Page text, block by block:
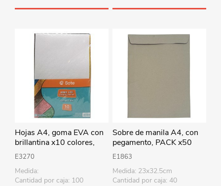
Hojas A4, goma EVA con
brillantina x10 colores,
SOTE
E3270
Medida:
Cantidad por caja: 100
Sobre de manila A4, con
pegamento, PACK x50
E1863
Medida: 23x32.5cm
Cantidad por caja: 40